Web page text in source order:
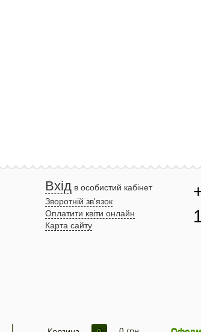
Вхід в особистий кабінет
Зворотній зв'язок
Оплатити квіти онлайн
Карта сайту